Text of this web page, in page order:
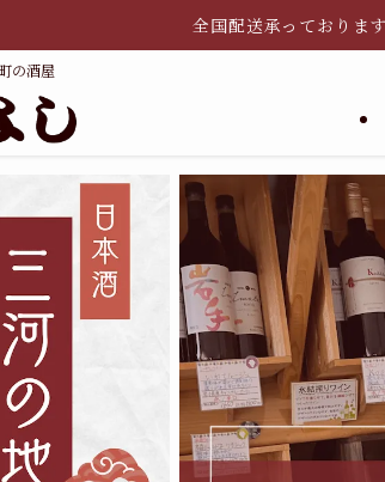
全国配送承っております
の酒屋